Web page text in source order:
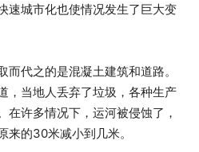
速城市化也使情况发生了巨大变
代之的是混凝土建筑和道路。
，当地人丢弃了垃圾，各种生产
在许多情况下，运河被侵蚀了，
来的30米减小到几米。